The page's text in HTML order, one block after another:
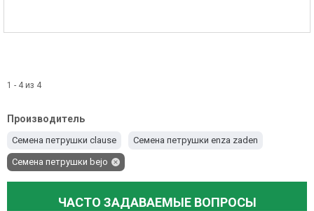
1 - 4 из 4
Производитель
Семена петрушки clause Семена петрушки enza zaden
Семена петрушки bejo
ЧАСТО ЗАДАВАЕМЫЕ ВОПРОСЫ